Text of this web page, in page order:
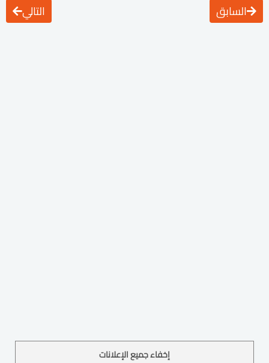
السابق التالي
إخفاء جميع الإعلانات